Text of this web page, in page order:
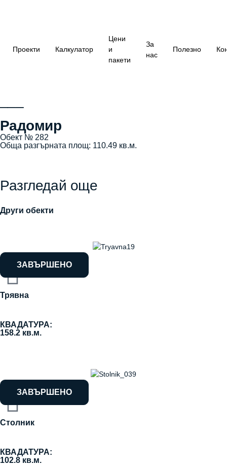
Проекти Калкулатор
Цени
и
пакети
За
нас
Полезно
Радомир
Обект № 282
Обща разгърната площ: 110.49 кв.м.
Разгледай още
Други обекти
ЗАВЪРШЕНО
Трявна
КВАДАТУРА:
158.2 кв.м.
ЗАВЪРШЕНО
Столник
КВАДАТУРА:
102.8 кв.м.